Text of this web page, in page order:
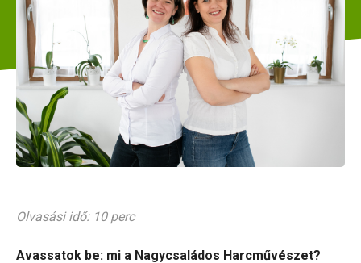
Olvasási idő: 10 perc
Avassatok be: mi a Nagycsaládos Harcművészet?